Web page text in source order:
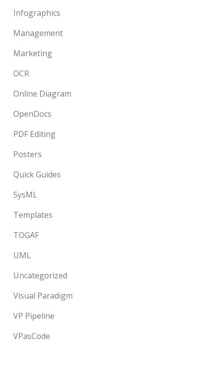
Infographics
Management
Marketing
OCR
Online Diagram
OpenDocs
PDF Editing
Posters
Quick Guides
SysML
Templates
TOGAF
UML
Uncategorized
Visual Paradigm
VP Pipeline
VPasCode